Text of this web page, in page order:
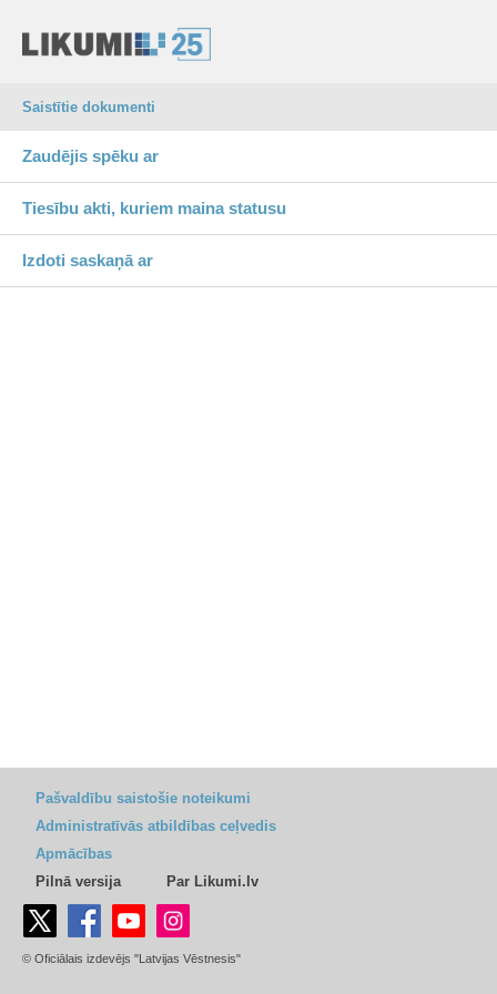
Saistītie dokumenti
Zaudējis spēku ar
Tiesību akti, kuriem maina statusu
Izdoti saskaņā ar
Pašvaldību saistošie noteikumi
Administratīvās atbildības ceļvedis
Apmācības
Pilnā versija
Par Likumi.lv
© Oficiālais izdevējs "Latvijas Vēstnesis"